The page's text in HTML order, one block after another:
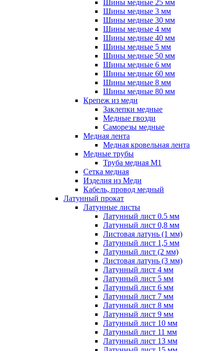
Шины медные 25 мм
Шины медные 3 мм
Шины медные 30 мм
Шины медные 4 мм
Шины медные 40 мм
Шины медные 5 мм
Шины медные 50 мм
Шины медные 6 мм
Шины медные 60 мм
Шины медные 8 мм
Шины медные 80 мм
Крепеж из меди
Заклепки медные
Медные гвозди
Саморезы медные
Медная лента
Медная кровельная лента
Медные трубы
Труба медная М1
Сетка медная
Изделия из Меди
Кабель, провод медный
Латунный прокат
Латунные листы
Латунный лист 0.5 мм
Латунный лист 0,8 мм
Листовая латунь (1 мм)
Латунный лист 1,5 мм
Латунный лист (2 мм)
Листовая латунь (3 мм)
Латунный лист 4 мм
Латунный лист 5 мм
Латунный лист 6 мм
Латунный лист 7 мм
Латунный лист 8 мм
Латунный лист 9 мм
Латунный лист 10 мм
Латунный лист 11 мм
Латунный лист 13 мм